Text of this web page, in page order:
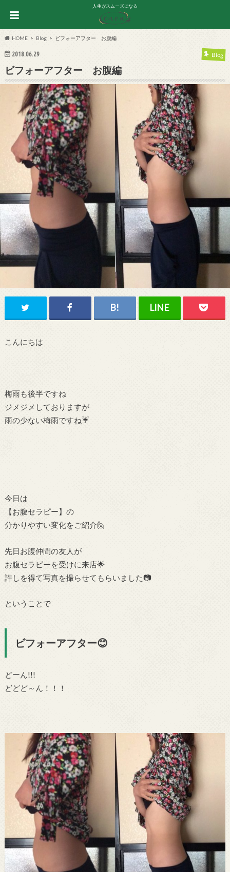
人生がスムーズになる
HOME Blog ビフォーアフター お腹編
2018.06.29 Blog
ビフォーアフター お腹編
こんにちは
梅雨も後半ですね
ジメジメしておりますが
雨の少ない梅雨ですね☔
今日は
【お腹セラピー】の
分かりやすい変化をご紹介🙋
先日お腹仲間の友人が
お腹セラピーを受けに来店🌟
許しを得て写真を撮らせてもらいました📷
ということで
ビフォーアフター😊
どーん!!!
どどど～ん！！！